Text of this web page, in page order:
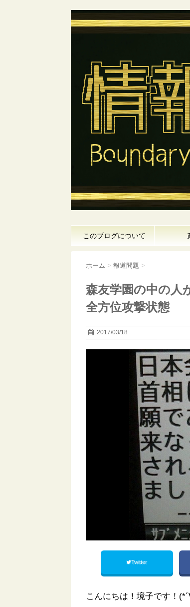
このブログについて
ホーム > 報道問題 >
森友学園の中の人
全方位攻撃状態
2017/03/18
Twitter
こんにちは！境子です！